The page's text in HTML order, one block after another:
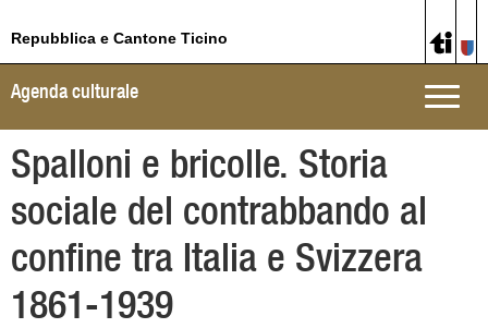
Repubblica e Cantone Ticino
Toggle
Agenda culturale
Spalloni e bricolle. Storia
sociale del contrabbando al
confine tra Italia e Svizzera
1861-1939